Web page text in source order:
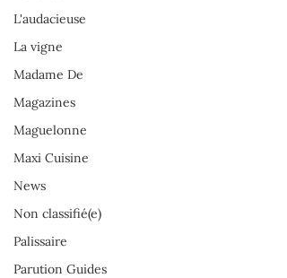
L'audacieuse
La vigne
Madame De
Magazines
Maguelonne
Maxi Cuisine
News
Non classifié(e)
Palissaire
Parution Guides